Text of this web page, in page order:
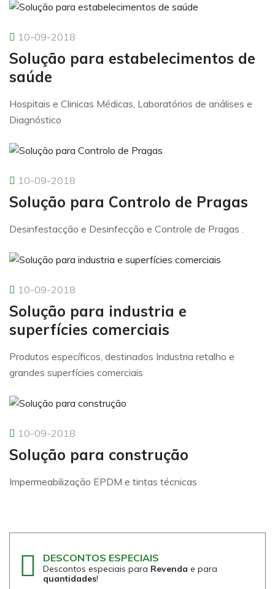
10-09-2018
Solução para estabelecimentos de
saúde
Hospitais e Clinicas Médicas, Laboratórios de análises e
Diagnóstico
10-09-2018
Solução para Controlo de Pragas
Desinfestacção e Desinfecção e Controle de Pragas .
10-09-2018
Solução para industria e
superfícies comerciais
Produtos específicos, destinados Industria retalho e
grandes superfícies comerciais
10-09-2018
Solução para construção
Impermeabilização EPDM e tintas técnicas
DESCONTOS ESPECIAIS
Descontos especiais para Revenda e para
quantidades!